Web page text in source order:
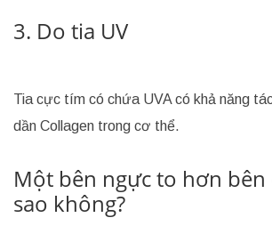
3. Do tia UV
Tia cực tím có chứa UVA có khả năng
dần Collagen trong cơ thể.
Một bên ngực to hơn bên
sao không?